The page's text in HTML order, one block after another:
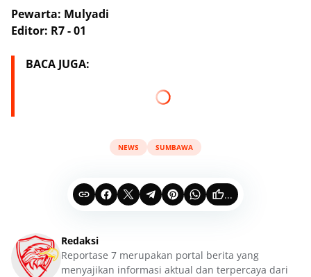
Pewarta: Mulyadi
Editor: R7 - 01
BACA JUGA:
NEWS SUMBAWA
...
Redaksi
Reportase 7 merupakan portal berita yang
menyajikan informasi aktual dan terpercaya dari